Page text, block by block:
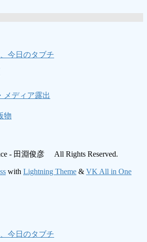
今日のタブチ
メディア露出
物
- 田淵俊彦 All Rights Reserved.
with Lightning Theme & VK All in One
今日のタブチ